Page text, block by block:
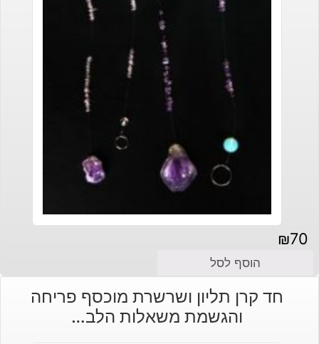
₪70
הוסף לסל
חד קרן תליון ושרשרת מוכסף פריחה
והגשמת משאלות הלב…